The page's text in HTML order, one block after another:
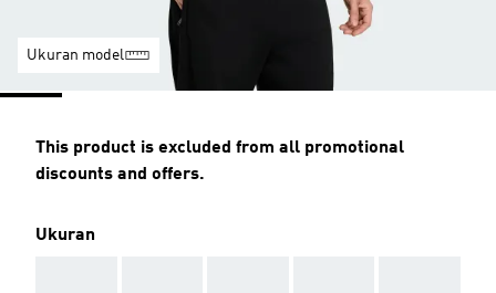
Ukuran model
This product is excluded from all promotional
discounts and offers.
Ukuran